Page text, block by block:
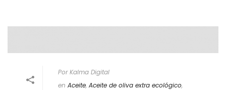
Por Kalma Digital
en Aceite, Aceite de oliva extra ecológico,